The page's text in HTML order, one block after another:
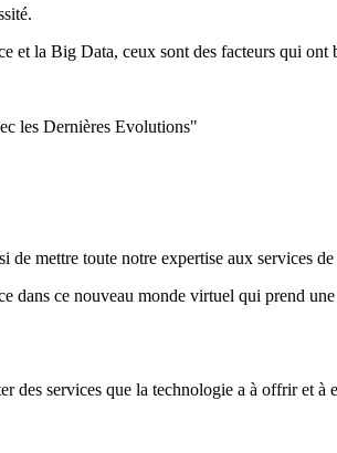
la Big Data, ceux sont des facteurs qui ont
les Dernières Evolutions"
mettre toute notre expertise aux services
ce nouveau monde virtuel qui prend
des services que la technologie a à offrir et à